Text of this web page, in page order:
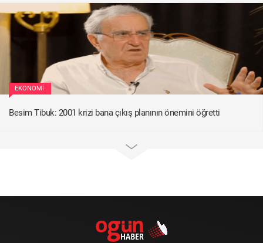
EKONOMI
Besim Tibuk: 2001 krizi bana çıkış planının önemini öğretti